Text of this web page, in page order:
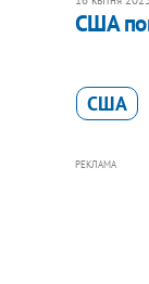
США
США
РЕКЛАМА